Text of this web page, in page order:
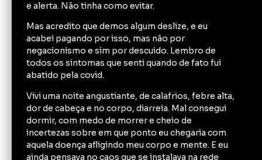
e alerta. Não tinha como evitar.
Mas acredito que demos algum deslize, e eu
acabei pagando por isso, mas não por
negacionismo e sim por descuido. Lembro de
todos os sintomas que senti quando de fato fui
abatido pela covid.
Vivi uma noite angustiante, de calafrios, febre alta,
dor de cabeça e no corpo, diarreia. Mal consegui
dormir, com medo de morrer e cheio de
incertezas sobre em que ponto eu chegaria com
aquela doença afligindo meu corpo e mente. E eu
ainda pensava no caos que se instalava na rede